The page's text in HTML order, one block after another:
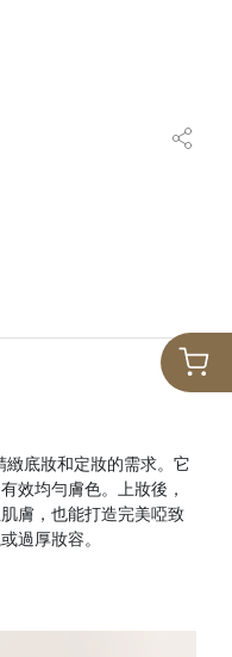
底妝和定妝的需求。它
效均勻膚色。上妝後，
膚，也能打造完美啞致
過厚妝容。